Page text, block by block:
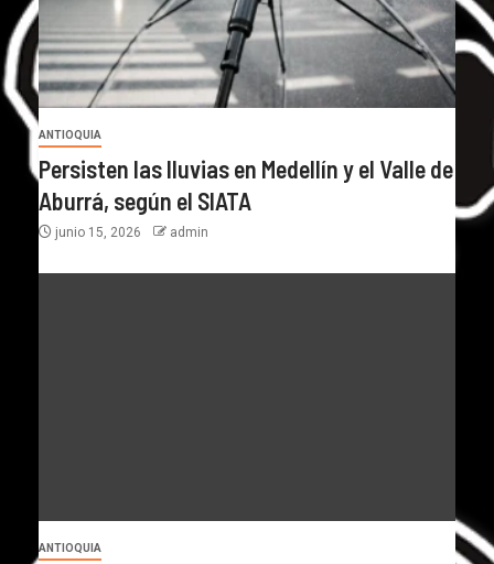
ANTIOQUIA
Persisten las lluvias en Medellín y el Valle de
Aburrá, según el SIATA
junio 15, 2026 admin
ANTIOQUIA